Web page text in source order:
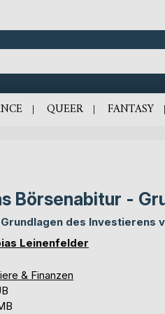
QUEER FANTASY
Börsenabitur -
Grundlagen des Investierens
Leinenfelder
& Finanzen